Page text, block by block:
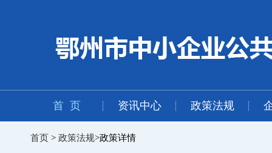
首 页 资讯中心 政策法规
首页 > 政策法规>政策详情